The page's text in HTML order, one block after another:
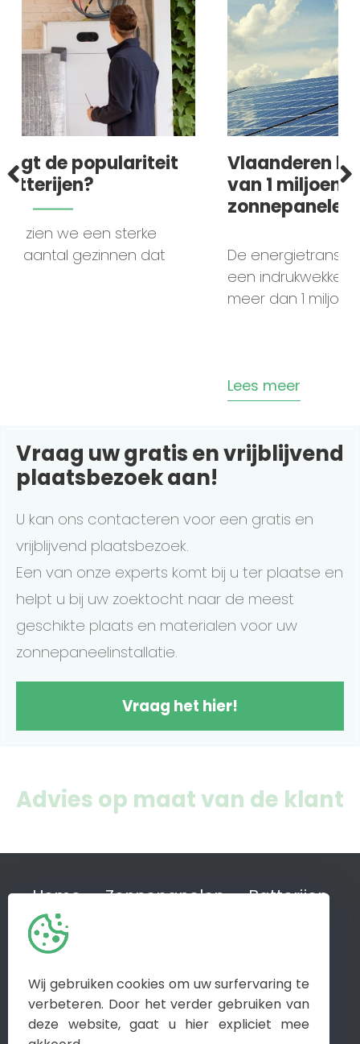
sterke
dat
Vlaanderen bereikt de
van 1 miljoen
De energietransitie in
een indrukwekkende mijlpaal
meer dan 1 miljoen...
Vraag uw gratis en vrijblijvend
plaatsbezoek aan!
U kan ons contacteren voor een gratis en
vrijblijvend plaatsbezoek.
Een van onze experts komt bij u ter plaatse en
helpt u bij uw zoektocht naar de meest
geschikte plaats en materialen voor uw
zonnepaneelinstallatie.
Vraag het hier!
Advies op maat van de klant
Home Zonnepanelen
Batterijen
Energiemanagement Systemen
Veelgestelde vragen
Zelfbouwpakketten
Contact
Wij gebruiken cookies om uw surfervaring te
verbeteren. Door het verder gebruiken van
deze website, gaat u hier expliciet mee